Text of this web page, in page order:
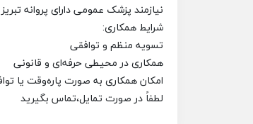
نیازمند پزشک عمومی دارای پروانه
شرایط همکاری:
تسویه منظم و توافقی
همکاری در محیطی حرفه‌ای و قانونی
امکان همکاری به صورت پاره‌وقت یا
لطفاً در صورت تمایل،تماس بگیرید